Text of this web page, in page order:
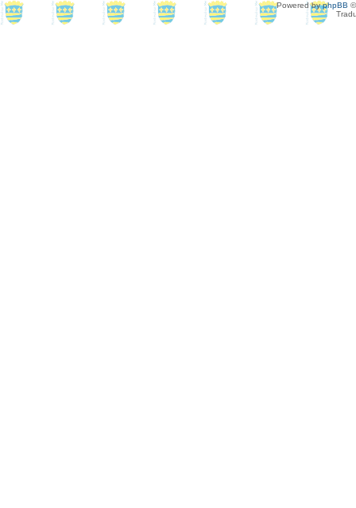
Powered byphpBB